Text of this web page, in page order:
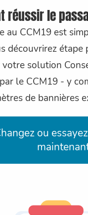
réussir le
au CCM19 est
découvrirez étape
votre solution
le CCM19 - y
de bannières
ou